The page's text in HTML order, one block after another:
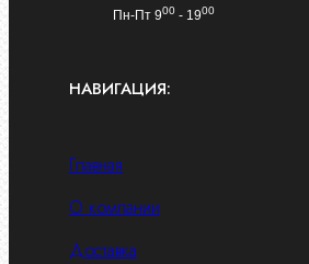
Пн-Пт 900 - 1900
НАВИГАЦИЯ:
Главная
О компании
Доставка